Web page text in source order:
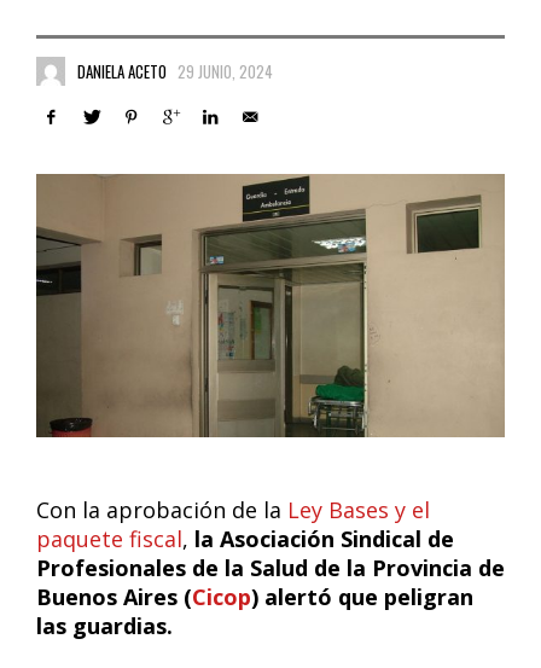
DANIELA ACETO 29 JUNIO, 2024
Con la aprobación de la Ley Bases y el
paquete fiscal, la Asociación Sindical de
Profesionales de la Salud de la Provincia de
Buenos Aires (Cicop) alertó que peligran
las guardias.